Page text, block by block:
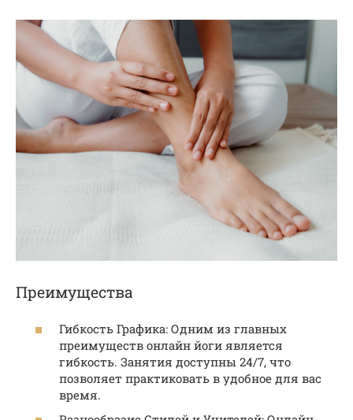
Преимущества
Гибкость Графика: Одним из главных
преимуществ онлайн йоги является
гибкость. Занятия доступны 24/7, что
позволяет практиковать в удобное для вас
время.